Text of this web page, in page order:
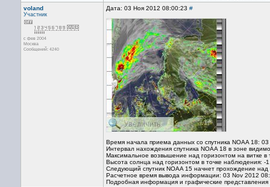
voland
Участник
с фев 2004
Москва
Сообщений: 4240
Дата: 03 Ноя 2012 08:00:23 #
Время начала приема данных со спутника NOAA 18:
Интервал нахождения спутника NOAA 18 в зоне
Максимальное возвышение над горизонтом на витке в
Высота солнца над горизонтом в точке наблюдения: -
Следующий спутник NOAA 15 начнет прохождение
Расчетное время вывода информации: 03 Nov 2012
Подробная информация и графические представления